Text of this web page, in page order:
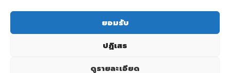
ยอมรับ
ปฏิเสธ
ดูรายละเอียด
โทร : 02-512-0283
www.premium-carcare.com